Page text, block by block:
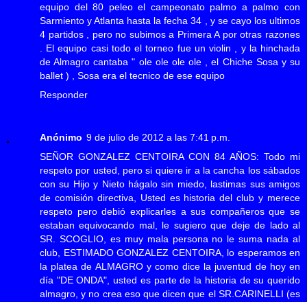
equipo del 80 peleo el campeonato palmo a palmo con
Sarmiento y Atlanta hasta la fecha 34 , y se cayo los ultimos
4 partidos , pero no subimos a Primera A por otras razones
. El equipo casi todo el torneo fue un violin , y la hinchada
de Almagro cantaba " ole ole ole ole , el Chiche Sosa y su
ballet ) , Sosa era el tecnico de ese equipo
Responder
Anónimo 9 de julio de 2012 a las 7:41 p.m.
SEÑOR GONZALEZ CENTOIRA CON 84 AÑOS: Todo mi
respeto por usted, pero si quiere ir a la cancha los sábados
con su Hijo y Nieto hágalo sin miedo, lastimas sus amigos
de comisión directiva, Usted es historia del club y merece
respeto pero debió explicarles a sus compañeros que se
estaban equivocando mal, le sugiero que deje de lado al
SR. SCOGLIO, es muy mala persona no le suma nada al
club, ESTIMADO GONZALEZ CENTOIRA, lo esperamos en
la platea de ALMAGRO y como dice la juventud de hoy en
día "DE ONDA", usted es parte de la historia de su querido
almagro, y no crea eso que dicen que el SR.CARINELLI (es